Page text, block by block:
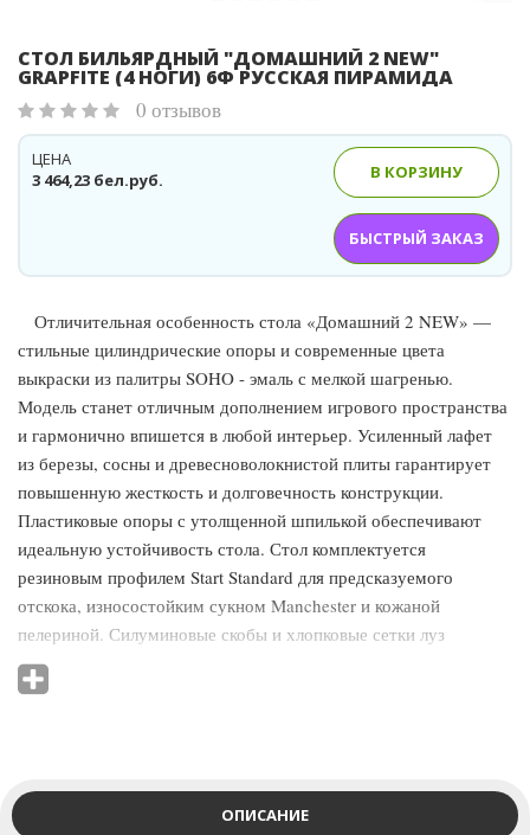
СТОЛ БИЛЬЯРДНЫЙ "ДОМАШНИЙ 2 NEW"
GRAPFITE (4 НОГИ) 6Ф РУССКАЯ ПИРАМИДА
0 отзывов
3 464,23 бел.руб.
ЦЕНА
В КОРЗИНУ
БЫСТРЫЙ ЗАКАЗ
Отличительная особенность стола «Домашний 2 NEW» —
стильные цилиндрические опоры и современные цвета
выкраски из палитры SOHO - эмаль с мелкой шагренью.
Модель станет отличным дополнением игрового пространства
и гармонично впишется в любой интерьер. Усиленный лафет
из березы, сосны и древесноволокнистой плиты гарантирует
повышенную жесткость и долговечность конструкции.
Пластиковые опоры с утолщенной шпилькой обеспечивают
идеальную устойчивость стола. Стол комплектуется
резиновым профилем Start Standard для предсказуемого
отскока, износостойким сукном Manchester и кожаной
пелериной. Силуминовые скобы и хлопковые сетки луз
дополняют комплектацию. Стол поставляется в собранном
виде — вам не потребуется дополнительная сборка.
ОПИСАНИЕ